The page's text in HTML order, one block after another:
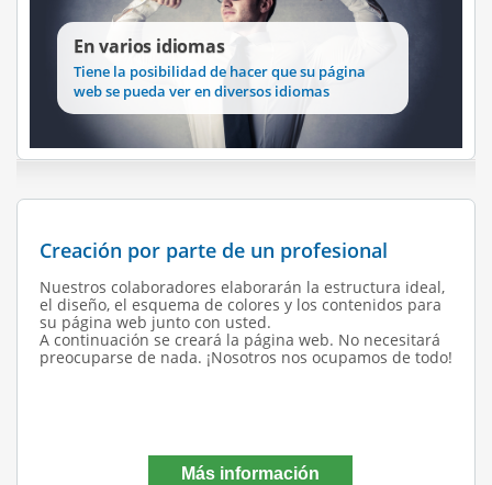
Páginas web
Tiendas en internet
En varios idiomas
Tiene la posibilidad de hacer que su página
web se pueda ver en diversos idiomas
Creación por parte de un profesional
Nuestros colaboradores elaborarán la estructura ideal,
el diseño, el esquema de colores y los contenidos para
su página web junto con usted.
A continuación se creará la página web. No necesitará
preocuparse de nada. ¡Nosotros nos ocupamos de todo!
Más información